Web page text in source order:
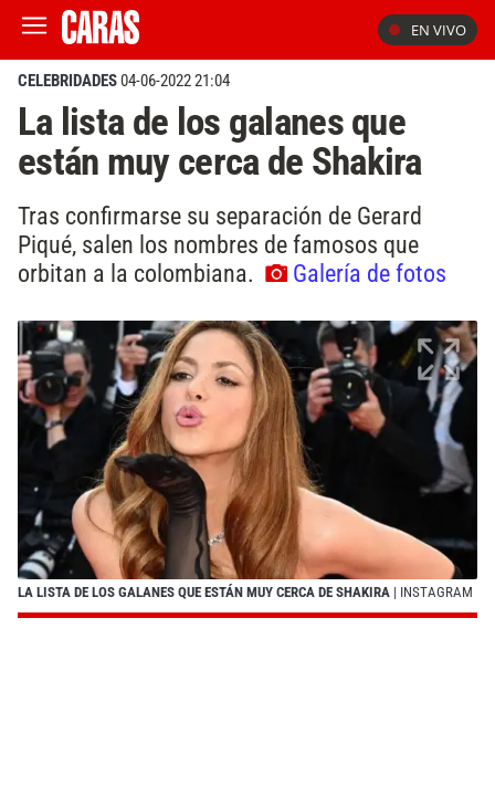
EN VIVO
CELEBRIDADES04-06-2022 21:04
La lista de los galanes que
están muy cerca de Shakira
Tras confirmarse su separación de Gerard
Piqué, salen los nombres de famosos que
orbitan a la colombiana.
Galería de fotos
LA LISTA DE LOS GALANES QUE ESTÁN MUY CERCA DE SHAKIRA | INSTAGRAM